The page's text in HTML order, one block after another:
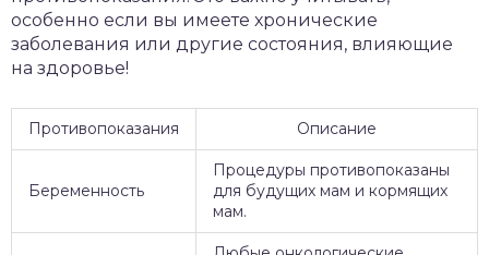
особенно если вы имеете хронические
заболевания или другие состояния, влияющие
на здоровье!
Противопоказания Описание
Беременность
Процедуры противопоказаны
для будущих мам и кормящих
мам.